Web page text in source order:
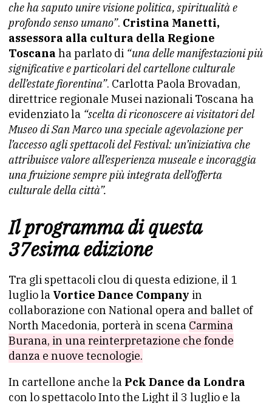
che ha saputo unire visione politica, spiritualità e
profondo senso umano”. Cristina Manetti,
assessora alla cultura della Regione
Toscana ha parlato di “una delle manifestazioni più
significative e particolari del cartellone culturale
dell’estate fiorentina”. Carlotta Paola Brovadan,
direttrice regionale Musei nazionali Toscana ha
evidenziato la “scelta di riconoscere ai visitatori del
Museo di San Marco una speciale agevolazione per
l’accesso agli spettacoli del Festival: un’iniziativa che
attribuisce valore all’esperienza museale e incoraggia
una fruizione sempre più integrata dell’offerta
culturale della città”.
Il programma di questa
37esima edizione
Tra gli spettacoli clou di questa edizione, il 1
luglio la Vortice Dance Company in
collaborazione con National opera and ballet of
North Macedonia, porterà in scena Carmina
Burana, in una reinterpretazione che fonde
danza e nuove tecnologie.
In cartellone anche la Pck Dance da Londra
con lo spettacolo Into the Light il 3 luglio e la